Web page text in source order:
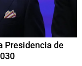
Presidencia de